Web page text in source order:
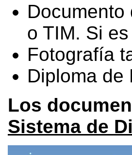
o TIM. Si
Fotografía
Diploma de
Los
Sistema de